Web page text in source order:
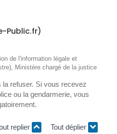
Public.fr)
de l'information légale et
Ministère chargé de la justice
refuser. Si vous recevez
ou la gendarmerie, vous
replier Tout déplier